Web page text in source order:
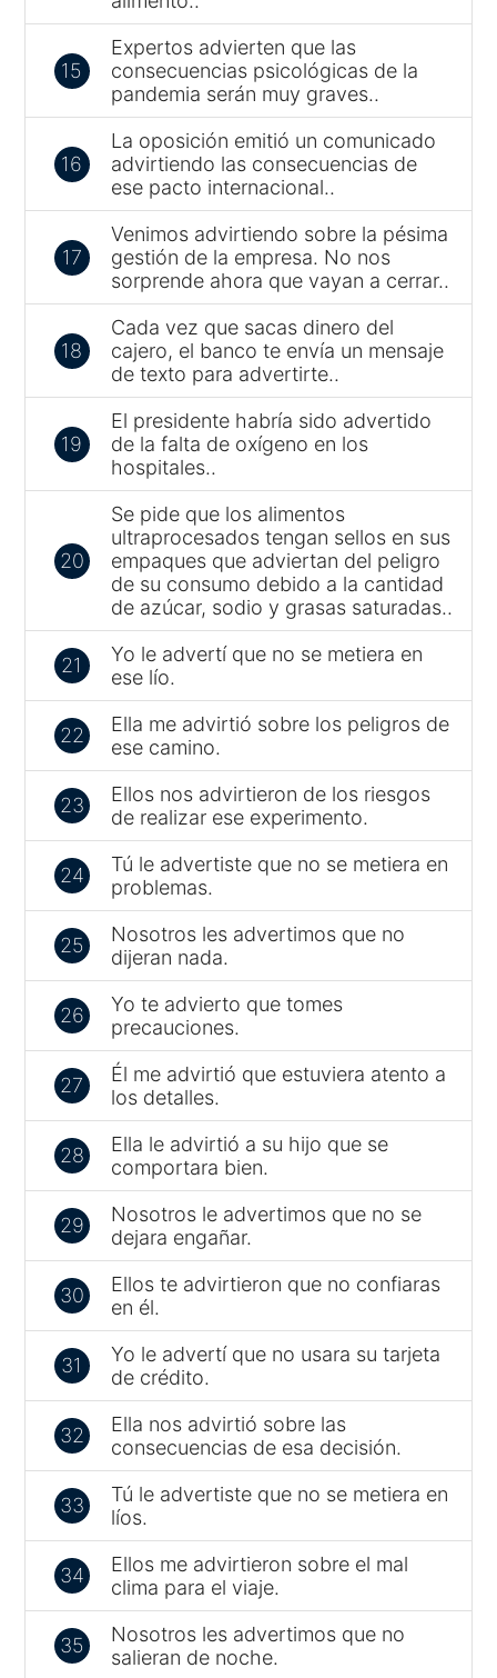
15
Expertos advierten que las
consecuencias psicológicas de la
pandemia serán muy graves..
16
La oposición emitió un comunicado
advirtiendo las consecuencias de
ese pacto internacional..
17
Venimos advirtiendo sobre la pésima
gestión de la empresa. No nos
sorprende ahora que vayan a cerrar..
18
Cada vez que sacas dinero del
cajero, el banco te envía un mensaje
de texto para advertirte..
19
El presidente habría sido advertido
de la falta de oxígeno en los
hospitales..
20
Se pide que los alimentos
ultraprocesados tengan sellos en sus
empaques que adviertan del peligro
de su consumo debido a la cantidad
de azúcar, sodio y grasas saturadas..
21
Yo le advertí que no se metiera en
ese lío.
22
Ella me advirtió sobre los peligros de
ese camino.
23
Ellos nos advirtieron de los riesgos
de realizar ese experimento.
24
Tú le advertiste que no se metiera en
problemas.
25
Nosotros les advertimos que no
dijeran nada.
26
Yo te advierto que tomes
precauciones.
27
Él me advirtió que estuviera atento a
los detalles.
28
Ella le advirtió a su hijo que se
comportara bien.
29
Nosotros le advertimos que no se
dejara engañar.
30
Ellos te advirtieron que no confiaras
en él.
31
Yo le advertí que no usara su tarjeta
de crédito.
32
Ella nos advirtió sobre las
consecuencias de esa decisión.
33
Tú le advertiste que no se metiera en
líos.
34
Ellos me advirtieron sobre el mal
clima para el viaje.
35
Nosotros les advertimos que no
salieran de noche.